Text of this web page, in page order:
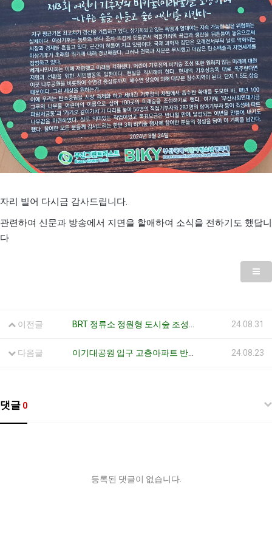
자리 빌어 다시금 감사드립니다.
관련하여 신문과 방송에서 지면을 할애하여 소식을 전하기도 했답니
다
이전글 BRT 정류소 정원형 도시숲 조성사업 착수보고가 있었습니다ㅣ 24.08.31
다음글 이기대공원 입구 고층아파트 반대 시민캠페인 29일 있습니다 24.08.23
댓글 0
등록된 댓글이 없습니다.